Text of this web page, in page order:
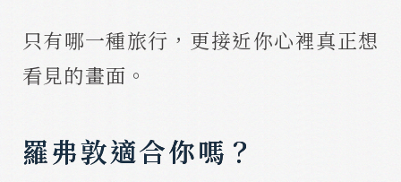
只有哪一種旅行，更接近你心裡真正想
看見的畫面。
羅弗敦適合你嗎？